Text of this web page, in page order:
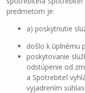
predmetom je:
a) poskytnutie
došlo k úplnému
poskytovanie
odstúpenie od
a Spotrebiteľ
vyjadrením